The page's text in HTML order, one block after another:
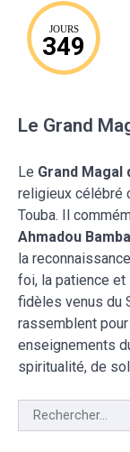
JOURS
349
Le Grand
Le Grand Magal
religieux célébré
Touba. Il
Ahmadou Bamba
la
foi, la patience
fidèles venus du
rassemblent
enseignements
spiritualité, de